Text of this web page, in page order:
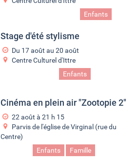
Enfants
Stage d'été stylisme
Du 17 août au 20 août
Centre Culturel d'Ittre
Enfants
Cinéma en plein air "Zootopie 2"
22 août à 21 h 15
Parvis de l'église de Virginal (rue du
Centre)
Enfants Famille